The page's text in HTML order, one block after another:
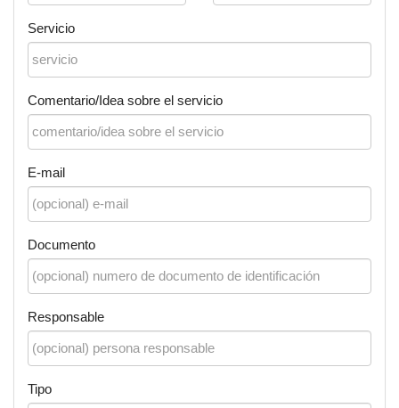
Servicio
Comentario/Idea sobre el servicio
E-mail
Documento
Responsable
Tipo